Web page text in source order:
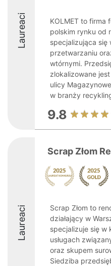
Laureaci
KOLMET to firma
polskim rynku od
specjalizująca się
przetwarzaniu
wtórnymi.
zlokalizowane
ulicy
w branży
9.8
Laureaci
Scrap Złom
Scrap Złom to
działający w
specjalizuje się w
usługach
oraz skupem
Siedziba